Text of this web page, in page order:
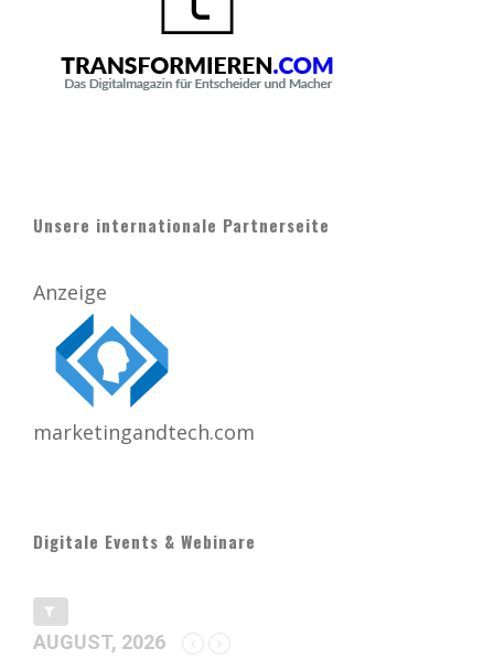
Unsere internationale Partnerseite
Anzeige
marketingandtech.com
Digitale Events & Webinare
AUGUST, 2026